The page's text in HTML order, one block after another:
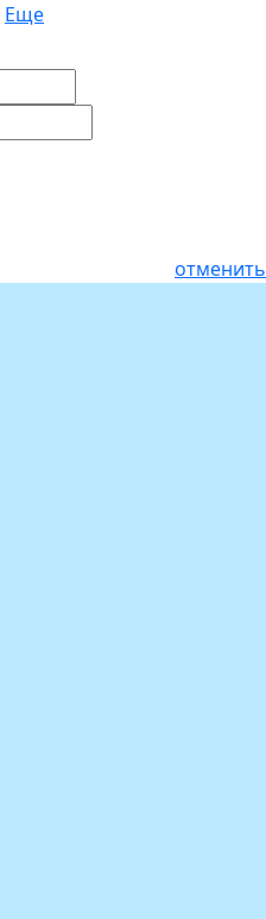
Еще
отменить